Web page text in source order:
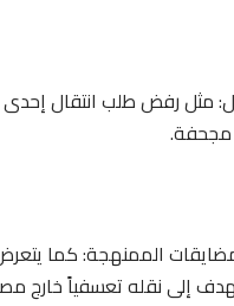
مثل رفض طلب انتقال
مجحفة.
الممنهجة: كما
إلى نقله تعسفياً خارج